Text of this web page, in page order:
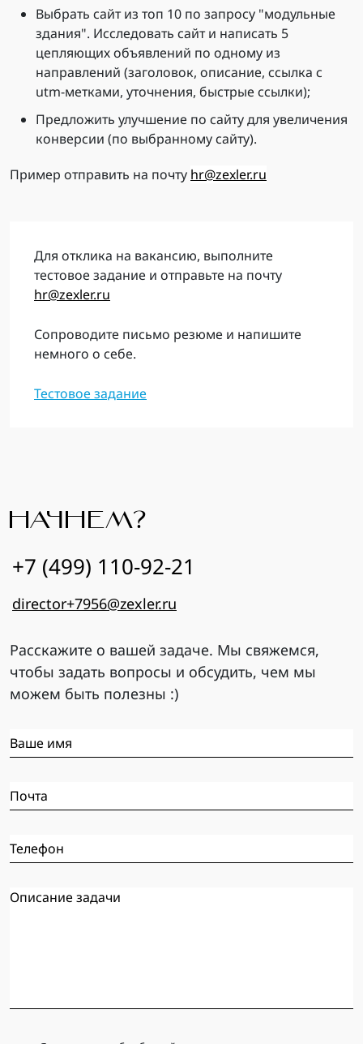
Выбрать сайт из топ 10 по запросу "модульные
здания". Исследовать сайт и написать 5
цепляющих объявлений по одному из
направлений (заголовок, описание, ссылка с
utm-метками, уточнения, быстрые ссылки);
Предложить улучшение по сайту для увеличения
конверсии (по выбранному сайту).
Пример отправить на почту hr@zexler.ru
Для отклика на вакансию, выполните
тестовое задание и отправьте на почту
hr@zexler.ru
Сопроводите письмо резюме и напишите
немного о себе.
Тестовое задание
НАЧНЕМ?
Расскажите о вашей задаче. Мы свяжемся,
чтобы задать вопросы и обсудить, чем мы
можем быть полезны :)
+7 (499) 110-92-21
director+7956@zexler.ru